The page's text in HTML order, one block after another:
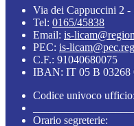
Via dei Cappuccini 2 -
Tel: 0165/45838
Email: is-
PEC: is-
C.F.: 91040680075
IBAN: IT 05 B 03268
Codice univoco
Orario segreterie: